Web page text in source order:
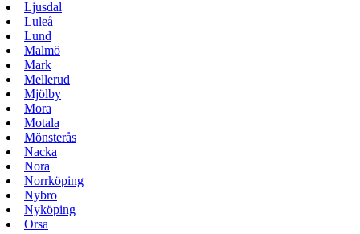
Ljusdal
Luleå
Lund
Malmö
Mark
Mellerud
Mjölby
Mora
Motala
Mönsterås
Nacka
Nora
Norrköping
Nybro
Nyköping
Orsa